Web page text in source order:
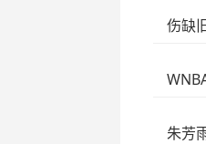
伤缺
朱芳